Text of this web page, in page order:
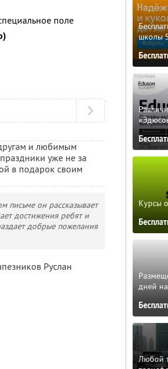
поле
и любимым
уже не за
в подарок своим
письме он рассказывает
достижения ребят и
добрые пожелания
Руслан
школы
Курсы
дней
Любой